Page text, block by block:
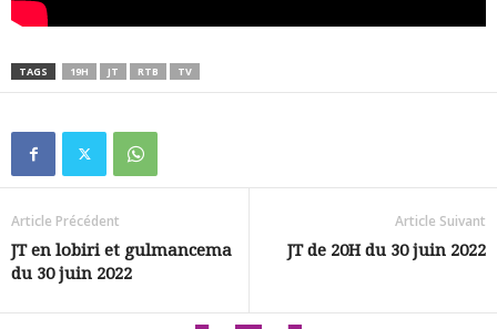
TAGS 19H JT RTB TV
Article Précédent
JT en lobiri et gulmancema
du 30 juin 2022
Article Suivant
JT de 20H du 30 juin 2022